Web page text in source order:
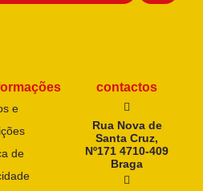
e
de
contactos
Rua Nova de
Santa Cruz,
Nº171 4710-409
Braga